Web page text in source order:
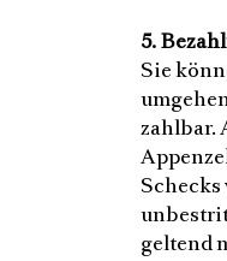
5.
Sie
zahlbar.
geltend